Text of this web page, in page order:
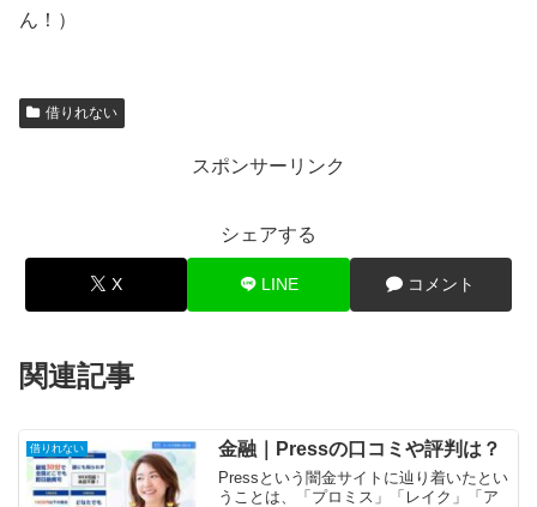
ん！）
借りれない
スポンサーリンク
シェアする
X LINE コメント
関連記事
借りれない 金融｜Pressの口コミや評判は？
Pressという闇金サイトに辿り着いたとい
うことは、「プロミス」「レイク」「ア